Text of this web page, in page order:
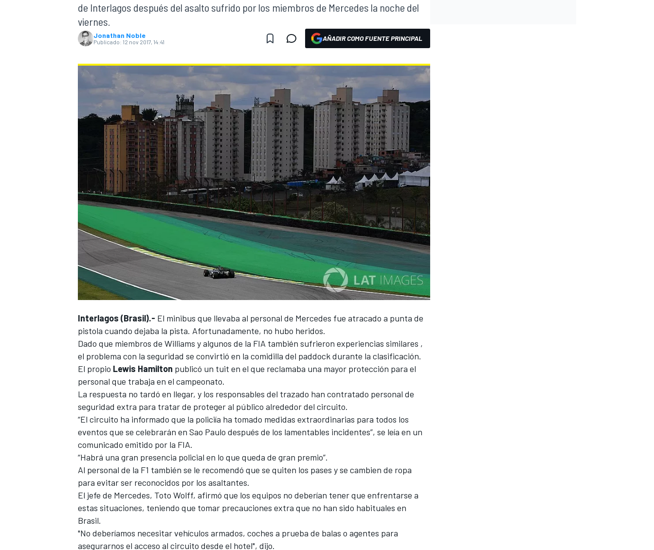
FÓRMULA E
de Interlagos después del asalto sufrido por los miembros de Mercedes la noche del
viernes.
Jonathan Noble
Publicado: 12 nov 2017, 14:41 AÑADIR COMO FUENTE PRINCIPAL
Interlagos (Brasil).- El minibus que llevaba al personal de Mercedes fue atracado a punta de
pistola cuando dejaba la pista. Afortunadamente, no hubo heridos.
Dado que miembros de Williams y algunos de la FIA también sufrieron experiencias similares ,
el problema con la seguridad se convirtió en la comidilla del paddock durante la clasificación.
El propio Lewis Hamilton publicó un tuit en el que reclamaba una mayor protección para el
personal que trabaja en el campeonato.
La respuesta no tardó en llegar, y los responsables del trazado han contratado personal de
seguridad extra para tratar de proteger al público alrededor del circuito.
“El circuito ha informado que la policiía ha tomado medidas extraordinarias para todos los
eventos que se celebrarán en Sao Paulo después de los lamentables incidentes”, se leía en un
comunicado emitido por la FIA.
“Habrá una gran presencia policial en lo que queda de gran premio”.
Al personal de la F1 también se le recomendó que se quiten los pases y se cambien de ropa
para evitar ser reconocidos por los asaltantes.
El jefe de Mercedes, Toto Wolff, afirmó que los equipos no deberían tener que enfrentarse a
estas situaciones, teniendo que tomar precauciones extra que no han sido habituales en
Brasil.
"No deberíamos necesitar vehículos armados, coches a prueba de balas o agentes para
asegurarnos el acceso al circuito desde el hotel", dijo.